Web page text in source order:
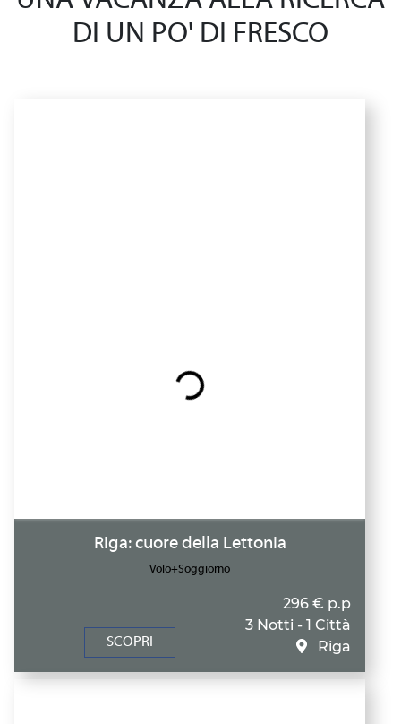
DI UN PO' DI FRESCO
Riga: cuore della Lettonia
Volo+Soggiorno
SCOPRI
296 € p.p
3 Notti - 1 Città
Riga